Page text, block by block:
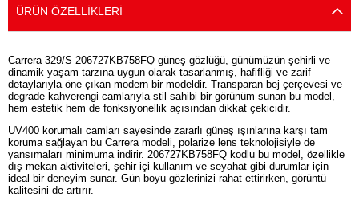
ÜRÜN ÖZELLIKLERI
Carrera 329/S 206727KB758FQ güneş gözlüğü, günümüzün şehirli ve
dinamik yaşam tarzına uygun olarak tasarlanmış, hafifliği ve zarif
detaylarıyla öne çıkan modern bir modeldir. Transparan bej çerçevesi ve
degrade kahverengi camlarıyla stil sahibi bir görünüm sunan bu model,
hem estetik hem de fonksiyonellik açısından dikkat çekicidir.
UV400 korumalı camları sayesinde zararlı güneş ışınlarına karşı tam
koruma sağlayan bu Carrera modeli, polarize lens teknolojisiyle de
yansımaları minimuma indirir. 206727KB758FQ kodlu bu model, özellikle
dış mekan aktiviteleri, şehir içi kullanım ve seyahat gibi durumlar için
ideal bir deneyim sunar. Gün boyu gözlerinizi rahat ettirirken, görüntü
kalitesini de artırır.